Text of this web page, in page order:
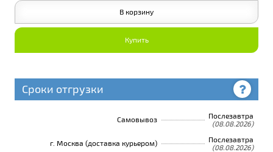
В корзину
Купить
Сроки отгрузки
Самовывоз Послезавтра
(08.08.2026)
г. Москва (доставка курьером) Послезавтра
(08.08.2026)